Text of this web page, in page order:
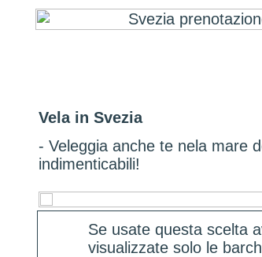
Vela in Svezia
- Veleggia anche te nela mare
indimenticabili!
Se usate questa scelta
visualizzate solo le